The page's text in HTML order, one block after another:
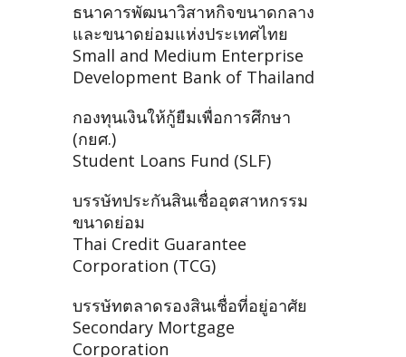
ธนาคารพัฒนาวิสาหกิจขนาดกลาง
และขนาดย่อมแห่งประเทศไทย
Small and Medium Enterprise
Development Bank of Thailand
กองทุนเงินให้กู้ยืมเพื่อการศึกษา
(กยศ.)
Student Loans Fund (SLF)
บรรษัทประกันสินเชื่ออุตสาหกรรม
ขนาดย่อม
Thai Credit Guarantee
Corporation (TCG)
บรรษัทตลาดรองสินเชื่อที่อยู่อาศัย
Secondary Mortgage
Corporation